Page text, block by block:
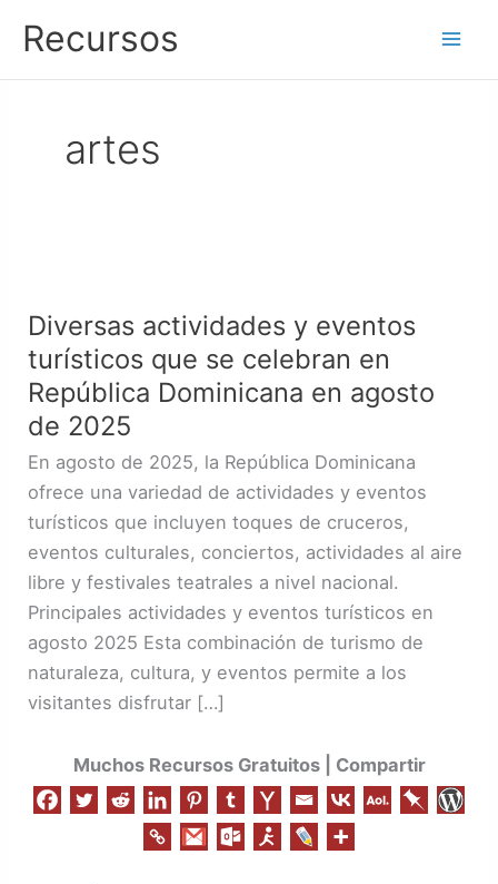
contenido
Recursos
artes
Diversas actividades y eventos
turísticos que se celebran en
República Dominicana en agosto
de 2025
En agosto de 2025, la República Dominicana
ofrece una variedad de actividades y eventos
turísticos que incluyen toques de cruceros,
eventos culturales, conciertos, actividades al aire
libre y festivales teatrales a nivel nacional.
Principales actividades y eventos turísticos en
agosto 2025 Esta combinación de turismo de
naturaleza, cultura, y eventos permite a los
visitantes disfrutar […]
Muchos Recursos Gratuitos | Compartir
y
eventos
turísticos
que
celebran
en
República
Dominicana
en
agosto
de
2025